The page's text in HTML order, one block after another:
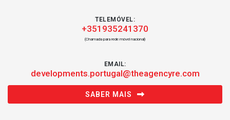
TELEMÓVEL:
+351935241370
(Chamada para rede móvel nacional)
EMAIL:
developments.portugal@theagencyre.com
SABER MAIS